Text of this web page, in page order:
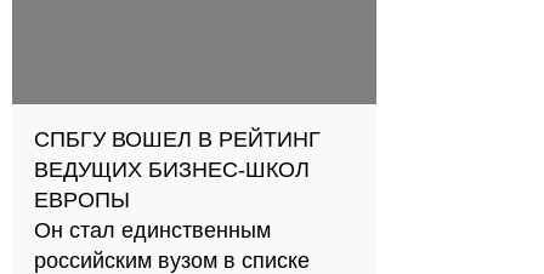
СПБГУ ВОШЕЛ В РЕЙТИНГ
ВЕДУЩИХ БИЗНЕС-ШКОЛ
ЕВРОПЫ
Он стал единственным
российским вузом в списке